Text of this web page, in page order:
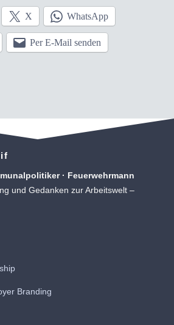
X WhatsApp
Per E-Mail senden
· Feuerwehrmann
und Gedanken zur Arbeitswelt –
Branding